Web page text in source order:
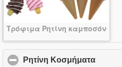
Τρόφιμα Ρητίνη καμποσόν
Ρητίνη Κοσμήματα